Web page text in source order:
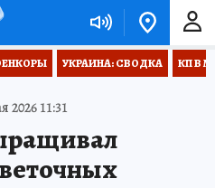
УКРАИНА: СВОДКА КП В
2026 11:31